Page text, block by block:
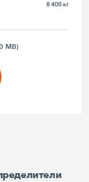
8 400 кг
MB)